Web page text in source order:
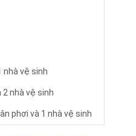
nhà vệ sinh
2 nhà vệ sinh
phơi và 1 nhà vệ sinh